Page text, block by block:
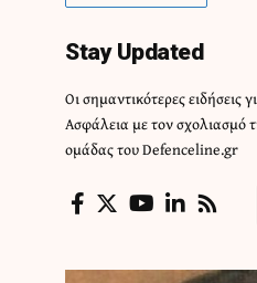
Stay Updated
Οι σημαντικότερες ειδήσεις
Ασφάλεια με τον σχολιασμό
ομάδας του Defenceline.gr